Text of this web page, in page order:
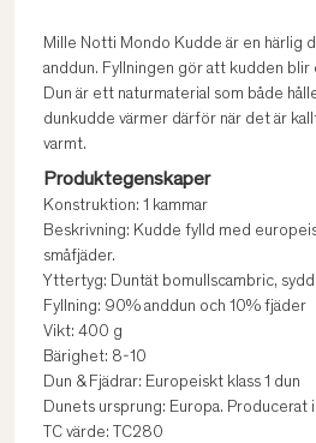
Mille Notti Mondo Kudde är en härlig
anddun. Fyllningen gör att kudden blir
Dun är ett naturmaterial som både
dunkudde värmer därför när det är
varmt.
Produktegenskaper
Konstruktion: 1 kammar
Beskrivning: Kudde fylld med
småfjäder.
Yttertyg: Duntät bomullscambric,
Fyllning: 90% anddun och 10% fjäder
Vikt: 400 g
Bärighet: 8-10
Dun & Fjädrar: Europeiskt klass 1 dun
Dunets ursprung: Europa. Producerat
TC värde: TC280